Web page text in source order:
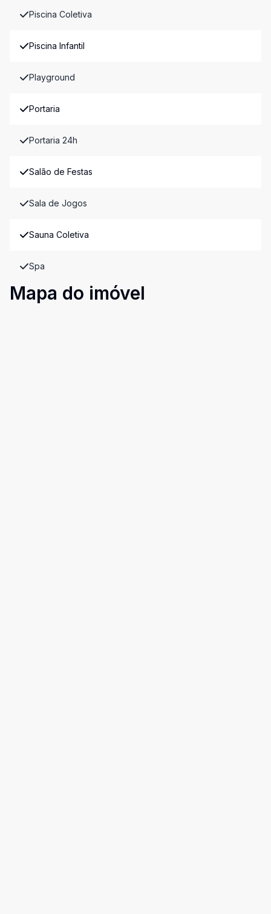
Piscina Coletiva
Piscina Infantil
Playground
Portaria
Portaria 24h
Salão de Festas
Sala de Jogos
Sauna Coletiva
Spa
Mapa do imóvel